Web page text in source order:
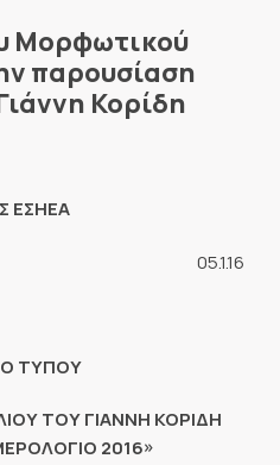
Μορφωτικού
παρουσίαση
Κορίδη
ΕΣΗΕΑ
05.1.16
ΤΥΠΟΥ
ΤΟΥ ΓΙΑΝΝΗ ΚΟΡΙΔΗ
2016»